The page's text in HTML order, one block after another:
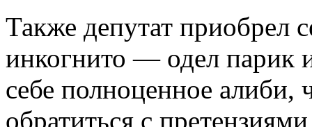
Также депутат приобрел
инкогнито — одел парик
себе полноценное
обратиться с